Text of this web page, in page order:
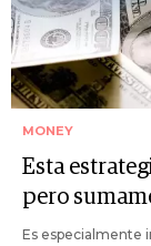
MONEY
Esta
pero
Es especialmente